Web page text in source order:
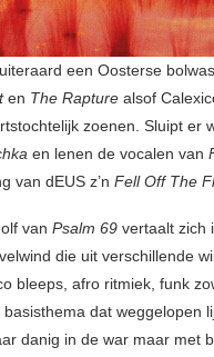
een Oosterse
en The Rapture alsof
zoenen. Sluipt er
en lenen de vocalen van
van dEUS z’n Fell Off The
van Psalm 69 vertaalt zich
die uit verschillende
bleeps, afro ritmiek, funk
dat weggelopen
danig in de war maar met